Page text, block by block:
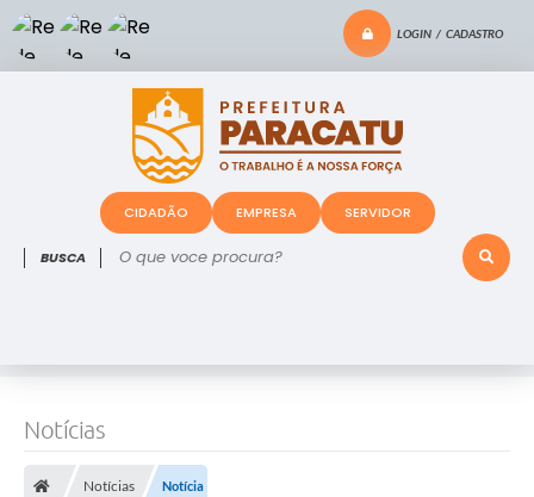
LOGIN / CADASTRO
O que voce procura?
CIDADÃO EMPRESA SERVIDOR
Notícias
Notícias Notícia